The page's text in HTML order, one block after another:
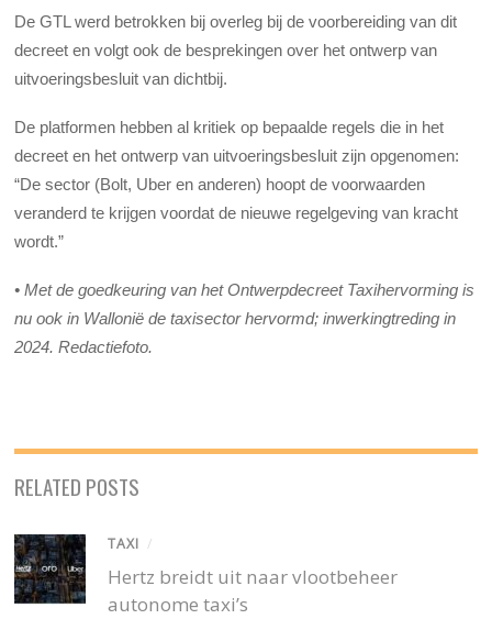
De GTL werd betrokken bij overleg bij de voorbereiding van dit
decreet en volgt ook de besprekingen over het ontwerp van
uitvoeringsbesluit van dichtbij.
De platformen hebben al kritiek op bepaalde regels die in het
decreet en het ontwerp van uitvoeringsbesluit zijn opgenomen:
“De sector (Bolt, Uber en anderen) hoopt de voorwaarden
veranderd te krijgen voordat de nieuwe regelgeving van kracht
wordt.”
•Met de goedkeuring van het Ontwerpdecreet Taxihervorming is
nu ook in Wallonië de taxisector hervormd; inwerkingtreding in
2024. Redactiefoto.
RELATED POSTS
TAXI /
Hertz breidt uit naar vlootbeheer
autonome taxi’s